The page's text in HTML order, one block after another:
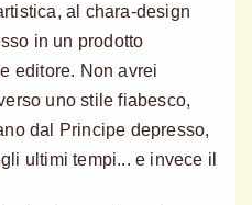
al chara-design
in un prodotto
editore. Non avrei
uno stile fiabesco,
dal Principe depresso,
ultimi tempi... e invece il